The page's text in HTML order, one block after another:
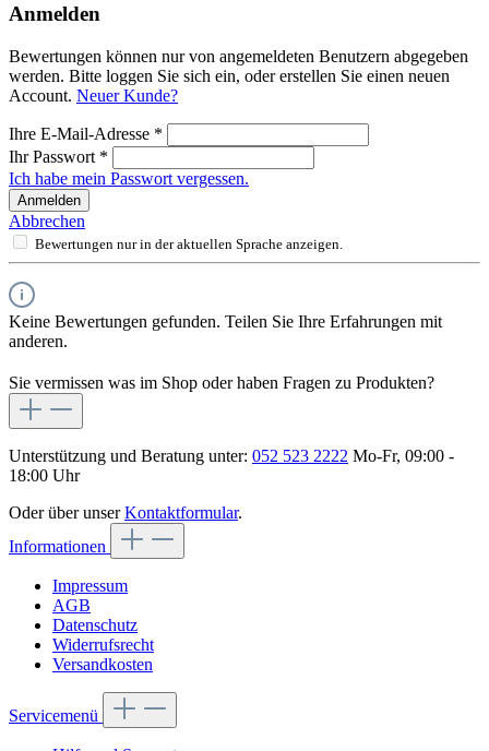
Anmelden
Bewertungen können nur von angemeldeten Benutzern abgegeben
werden. Bitte loggen Sie sich ein, oder erstellen Sie einen neuen
Account. Neuer Kunde?
Ihre E-Mail-Adresse *
Ihr Passwort *
Ich habe mein Passwort vergessen.
Anmelden
Abbrechen
Bewertungen nur in der aktuellen Sprache anzeigen.
Keine Bewertungen gefunden. Teilen Sie Ihre Erfahrungen mit
anderen.
Sie vermissen was im Shop oder haben Fragen zu Produkten?
Unterstützung und Beratung unter: 052 523 2222 Mo-Fr, 09:00 -
18:00 Uhr
Oder über unserKontaktformular.
Informationen
Impressum
AGB
Datenschutz
Widerrufsrecht
Versandkosten
Servicemenü